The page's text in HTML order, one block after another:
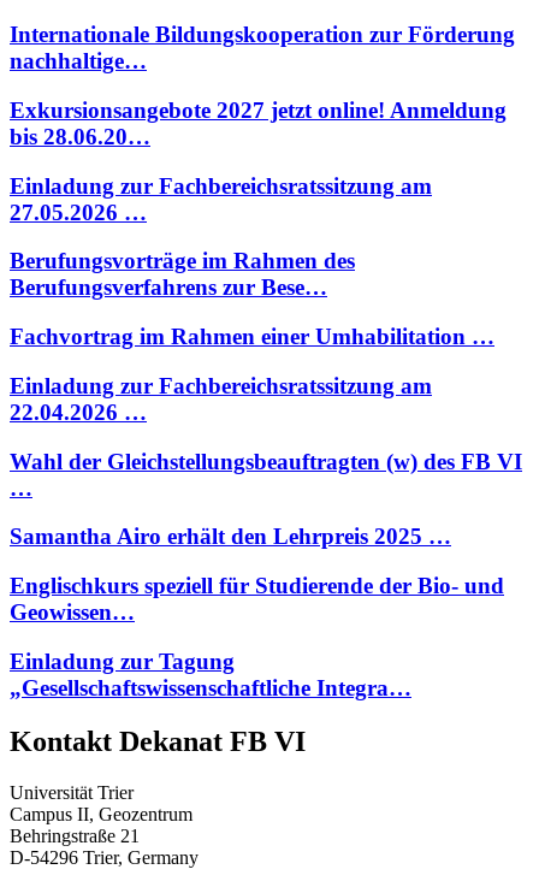
Internationale Bildungskooperation zur Förderung
nachhaltige…
Exkursionsangebote 2027 jetzt online! Anmeldung
bis 28.06.20…
Einladung zur Fachbereichsratssitzung am
27.05.2026 …
Berufungsvorträge im Rahmen des
Berufungsverfahrens zur Bese…
Fachvortrag im Rahmen einer Umhabilitation …
Einladung zur Fachbereichsratssitzung am
22.04.2026 …
Wahl der Gleichstellungsbeauftragten (w) des FB VI
…
Samantha Airo erhält den Lehrpreis 2025 …
Englischkurs speziell für Studierende der Bio- und
Geowissen…
Einladung zur Tagung
„Gesellschaftswissenschaftliche Integra…
Kontakt Dekanat FB VI
Universität Trier
Campus II, Geozentrum
Behringstraße 21
D-54296 Trier, Germany